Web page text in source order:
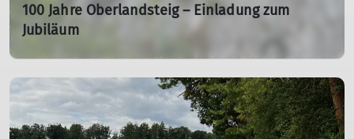
100 Jahre Oberlandsteig – Einladung zum
Jubiläum
Herzliche Einladung zu unserem zweitägigen Event am
Klettersport.
28.07.2026